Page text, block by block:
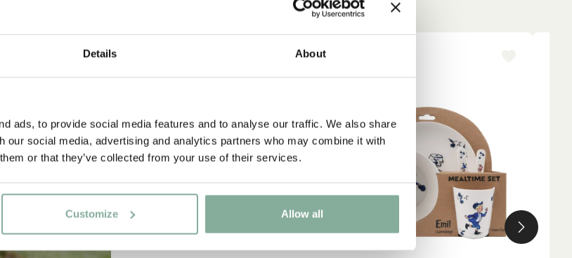
Details About
ads, to provide social media features and to analyse our traffic. We also share
our social media, advertising and analytics partners who may combine it with
or that they’ve collected from your use of their services.
Customize Allow all